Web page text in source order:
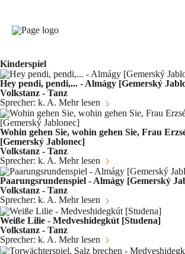
Kinderspiel
Hey pendi, pendi,... - Almágy [Gemerský
Volkstanz - Tanz
Sprecher: k. A. Mehr lesen
Wohin gehen Sie, wohin gehen Sie, Frau
[Gemerský Jablonec]
Volkstanz - Tanz
Sprecher: k. A. Mehr lesen
Paarungsrundenspiel - Almágy [Gemerský
Volkstanz - Tanz
Sprecher: k. A. Mehr lesen
Weiße Lilie - Medveshidegkút [Studena]
Volkstanz - Tanz
Sprecher: k. A. Mehr lesen